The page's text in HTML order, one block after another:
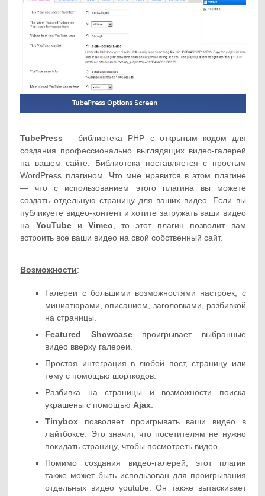
TubePress – библиотека PHP с открытым кодом для
создания профессионально выглядящих видео-галерей
на вашем сайте. Библиотека поставляется с простым
WordPress плагином. Что мне нравится в этом плагине
— что с использованием этого плагина вы можете
создать отдельную страницу для ваших видео. Если вы
публикуете видео-контент и хотите загружать ваши видео
на YouTubeи Vimeo , то этот плагин позволит вам
встроить все ваши видео на свой собственный сайт.
Возможности:
Галереи с большими возможностями настроек, с
миниатюрами, описанием, заголовками, разбивкой
на страницы.
Featured Showcaseпроигрывает выбранные
видео вверху галереи.
Простая интеграция в любой пост, страницу или
тему с помощью шорткодов.
Разбивка на страницы и возможности поиска
украшены с помощью Ajax
Tinybox позволяет проигрывать ваши видео в
лайтбоксе. Это значит, что посетителям не нужно
покидать страницу, чтобы посмотреть видео.
Помимо создания видео-галерей, этот плагин
также может быть использован для проигрывания
отдельных видео youtube. Он также вытаскивает